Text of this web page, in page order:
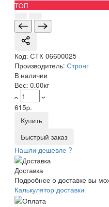
ТОП
Код: СТК-06600025
Производитель: Стронг
В наличии
Вес: 0.00кг
615р.
Купить
Быстрый заказ
Нашли дешевле ?
Доставка
Подробнее о доставке вы
Калькулятор доставки